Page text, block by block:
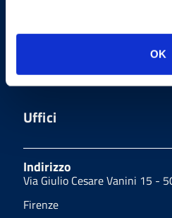
OK
collaborazione con il TEAM
Uffici
Indirizzo
Via Giulio Cesare Vanini 15 -
Firenze